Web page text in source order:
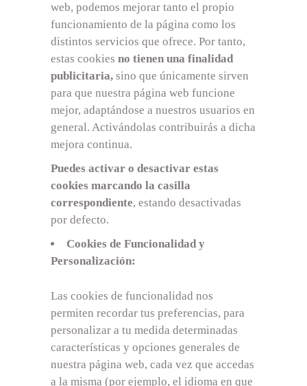
web, podemos mejorar tanto el propio
funcionamiento de la página como los
distintos servicios que ofrece. Por tanto,
estas cookies no tienen una finalidad
publicitaria, sino que únicamente sirven
para que nuestra página web funcione
mejor, adaptándose a nuestros usuarios en
general. Activándolas contribuirás a dicha
mejora continua.
Puedes activar o desactivar estas
cookies marcando la casilla
correspondiente, estando desactivadas
por defecto.
Cookies de Funcionalidad y
Personalización:
Las cookies de funcionalidad nos
permiten recordar tus preferencias, para
personalizar a tu medida determinadas
características y opciones generales de
nuestra página web, cada vez que accedas
a la misma (por ejemplo, el idioma en que